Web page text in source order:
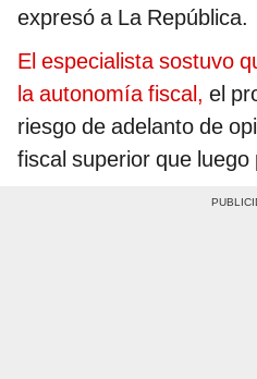
expresó a La República.
El especialista sostuvo
la autonomía fiscal, el
riesgo de adelanto de
fiscal superior que